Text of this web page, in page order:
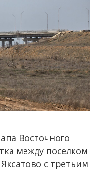
Восточного
между поселком
с третьим